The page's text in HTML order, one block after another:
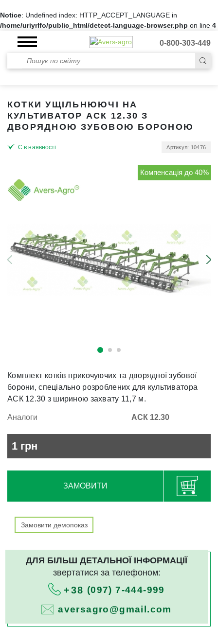
Notice: Undefined index: HTTP_ACCEPT_LANGUAGE in
/home/uriyrlfo/public_html/detect-language-browser.php on line 4
0-800-303-449
КОТКИ УЩІЛЬНЮЮЧІ НА
КУЛЬТИВАТОР АСК 12.30 З
ДВОРЯДНОЮ ЗУБОВОЮ БОРОНОЮ
Є в наявності Артикул: 10476
Компенсація до 40%
Комплект котків прикочуючих та дворядної зубової
борони, спеціально розроблених для культиватора
АСК 12.30 з шириною захвату 11,7 м.
Аналоги АСК 12.30
1 грн
ЗАМОВИТИ
Замовити демопоказ
ДЛЯ БІЛЬШ ДЕТАЛЬНОЇ ІНФОРМАЦІЇ
звертатися за телефоном:
+38 (097) 7-444-999
aversagro@gmail.com